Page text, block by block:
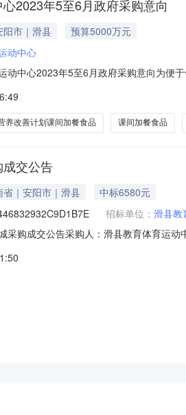
2023年5至6月政府采购意向
阳市｜滑县
预算5000万元
动中心
动中心2023年5至6月政府采购意向为便
运动中心2023年农村义务教育营养改善
行
养改善计划课间加餐食品 课间加餐食品
交公告
省｜安阳市｜滑县
中标6580元
招标单位： 滑县教
采购成交公告采购人：滑县教育体育运
整